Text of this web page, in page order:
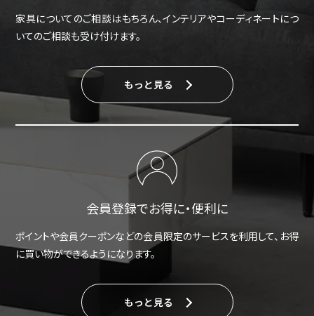
家具についてのご相談はもちろん、インテリアやコーディネートにつ
いてのご相談も受け付けます。
もっと見る
会員登録でお得に・便利に
ポイントや会員クーポンなどの会員限定のサービスを利用して、お得
に買い物ができるようになります。
もっと見る